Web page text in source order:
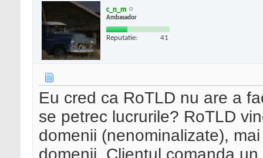
c_n_m
Ambasador
Reputatie: 41
Eu cred ca RoTLD nu are a
se petrec lucrurile? RoTLD
domenii (nenominalizate),